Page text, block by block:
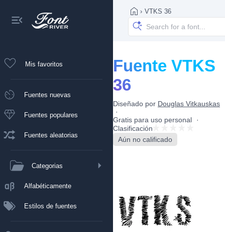
Mis favoritos
Fuentes nuevas
Fuentes populares
Fuentes aleatorias
Categorias
Alfabéticamente
Estilos de fuentes
› VTKS 36
Fuente VTKS
36
Diseñado por Douglas Vitkauskas
Gratis para uso personal
Clasificación
Aún no calificado